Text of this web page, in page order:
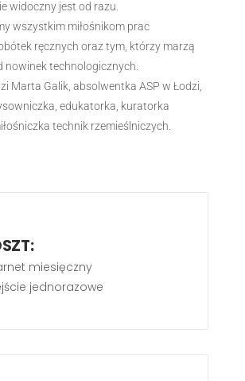
widoczny jest od razu.
wszystkim miłośnikom prac
ręcznych oraz tym, którzy marzą
nowinek technologicznych.
Marta Galik, absolwentka ASP w Łodzi,
edukatorka, kuratorka
technik rzemieślniczych.
miesięczny
jednorazowe